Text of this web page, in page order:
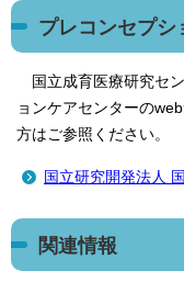
プレコンセプシ
国立成育医療研究セ
ョンケアセンターの
方はご参照ください。
国立研究開発法人
関連情報